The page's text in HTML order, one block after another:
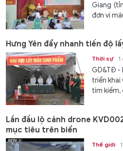
Giang
đơn vị
Hưng Yên đẩy nhanh tiến độ
Thời sự
GD&TĐ -
triển khai
tìm kiếm,
Lần đầu lộ cảnh drone
mục tiêu trên biển
Thế giới